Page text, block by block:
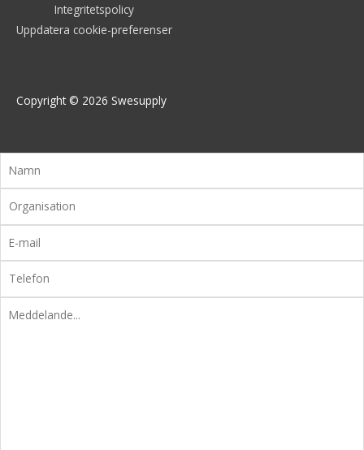
Integritetspolicy
Uppdatera cookie-preferenser
Copyright © 2026 Swesupply